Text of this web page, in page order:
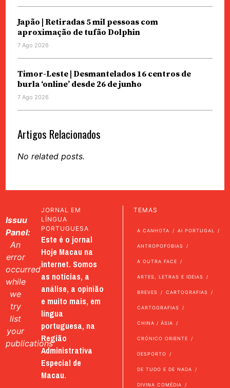
Japão | Retiradas 5 mil pessoas com
aproximação de tufão Dolphin
7 Ago 2026
Timor-Leste | Desmantelados 16 centros de
burla ‘online’ desde 26 de junho
7 Ago 2026
Artigos Relacionados
No related posts.
Issuu
Panel:
An
error
occurred
while
we
try
list
your
publications
JORNAL EM
LÍNGUA
PORTUGUESA
Este é o jornal
Hoje Macau na
internet. Somos
as notícias, a
análise, a opinião
e muito mais, em
língua
portuguesa, na
Região
Administrativa
Especial de
Macau.
TEMAS
A CANHOTA AI PORTUGAL
ANTROPOFOBIAS
A OUTRA FACE
ARTES, LETRAS E IDEIAS
BREVES CARTOGRAFIAS
CARTOGRAFIAS
CHINA / ÁSIA
CRÓNICO ORIENTE
DESPORTO
DE TUDO E DE NADA
DIVINA COMÉDIA